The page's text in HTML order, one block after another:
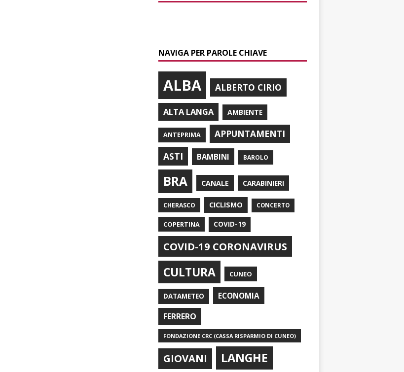
NAVIGA PER PAROLE CHIAVE
ALBA ALBERTO CIRIO
ALTA LANGA AMBIENTE
ANTEPRIMA
APPUNTAMENTI
ASTI
BAMBINI BAROLO
BRA CANALE CARABINIERI
CHERASCO CICLISMO CONCERTO
COPERTINA COVID-19
COVID-19 CORONAVIRUS
CULTURA CUNEO
DATAMETEO ECONOMIA
FERRERO
FONDAZIONE CRC (CASSA RISPARMIO DI CUNEO)
GIOVANI LANGHE